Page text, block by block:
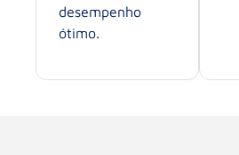
desempenho
ótimo.